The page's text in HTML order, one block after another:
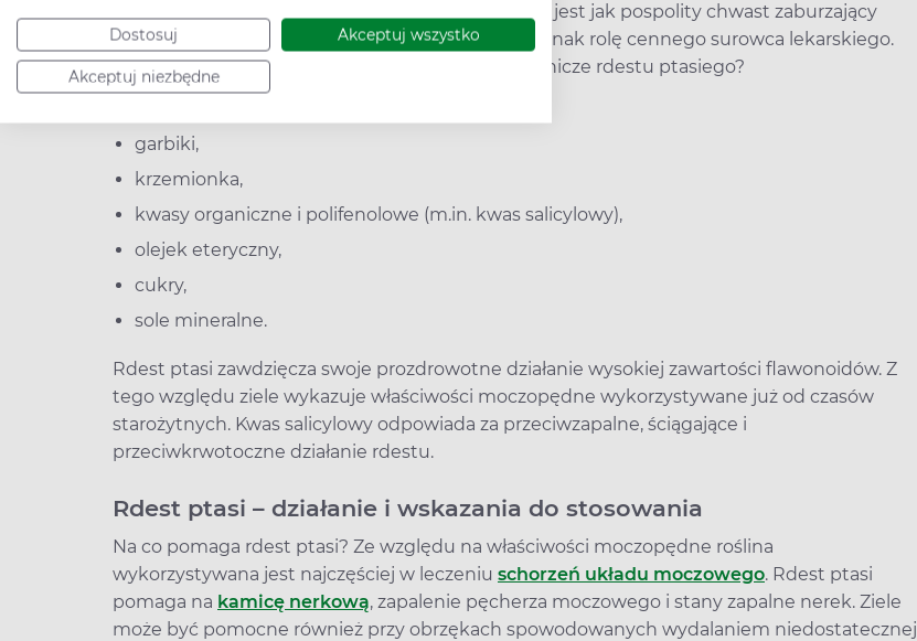
Dostosuj Akceptuj wszystko
Akceptuj niezbędne
Rdest ptasi w większości przypadków traktowany jest jak pospolity chwast zaburzający
rozwój plonów. W ziołolecznictwie odgrywa on jednak rolę cennego surowca lekarskiego.
Jakie substancje odpowiadają za właściwości lecznicze rdestu ptasiego?
garbiki,
krzemionka,
kwasy organiczne i polifenolowe (m.in. kwas salicylowy),
olejek eteryczny,
cukry,
sole mineralne.
Rdest ptasi zawdzięcza swoje prozdrowotne działanie wysokiej zawartości flawonoidów. Z
tego względu ziele wykazuje właściwości moczopędne wykorzystywane już od czasów
starożytnych. Kwas salicylowy odpowiada za przeciwzapalne, ściągające i
przeciwkrwotoczne działanie rdestu.
Rdest ptasi – działanie i wskazania do stosowania
Na co pomaga rdest ptasi? Ze względu na właściwości moczopędne roślina
wykorzystywana jest najczęściej w leczeniu schorzeń układu moczowego. Rdest ptasi
pomaga na kamicę nerkową, zapalenie pęcherza moczowego i stany zapalne nerek. Ziele
może być pomocne również przy obrzękach spowodowanych wydalaniem niedostatecznej